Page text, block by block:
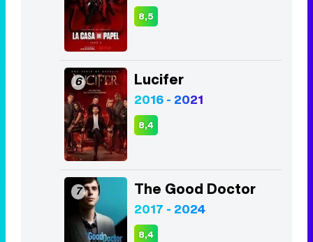
8,5
6 Lucifer
2016 - 2021
8,4
7 The Good Doctor
2017 - 2024
8,4